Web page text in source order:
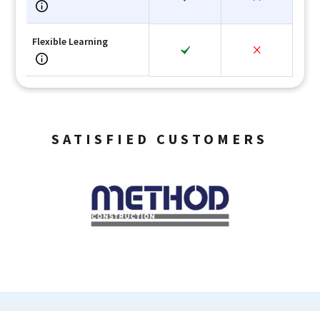
Flexible Learning
SATISFIED CUSTOMERS